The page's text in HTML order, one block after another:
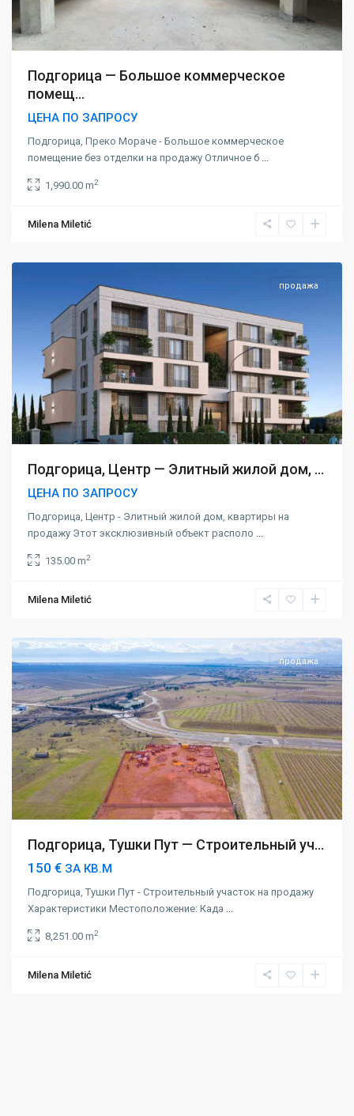
Подгорица — Большое коммерческое
помещ...
ЦЕНА ПО ЗАПРОСУ
Подгорица, Преко Мораче - Большое коммерческое
помещение без отделки на продажу Отличное б ...
1,990.00 m2
Milena Miletić
продажа
Подгорица, Центр — Элитный жилой дом, ...
ЦЕНА ПО ЗАПРОСУ
Подгорица, Центр - Элитный жилой дом, квартиры на
продажу Этот эксклюзивный объект располо ...
135.00 m2
Milena Miletić
продажа
Подгорица, Тушки Пут — Строительный уч...
150 € ЗА КВ.М
Подгорица, Тушки Пут - Строительный участок на продажу
Характеристики Местоположение: Када ...
8,251.00 m2
Milena Miletić